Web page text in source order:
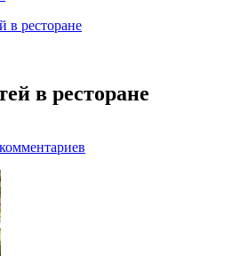
в ресторане